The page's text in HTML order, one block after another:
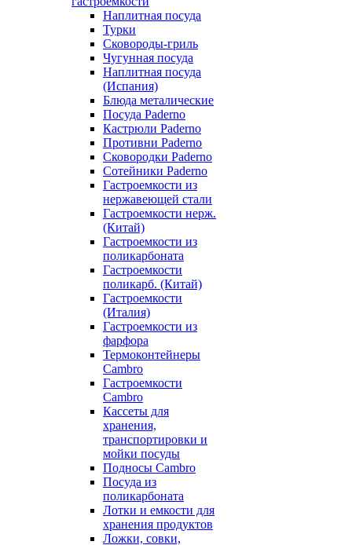
Наплитная посуда
Турки
Сковороды-гриль
Чугунная посуда
Наплитная посуда
(Испания)
Блюда металические
Посуда Paderno
Кастрюли Paderno
Противни Paderno
Сковородки Paderno
Сотейники Paderno
Гастроемкости из
нержавеющей стали
Гастроемкости нерж.
(Китай)
Гастроемкости из
поликарбоната
Гастроемкости
поликарб. (Китай)
Гастроемкости
(Италия)
Гастроемкости из
фарфора
Термоконтейнеры
Cambro
Гастроемкости
Cambro
Кассеты для
хранения,
транспортировки и
мойки посуды
Подносы Cambro
Посуда из
поликарбоната
Лотки и емкости для
хранения продуктов
Ложки, совки,